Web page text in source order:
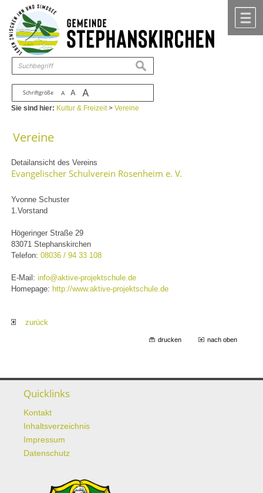
Zum Inhalt ,zur Navigation
Schriftgröße A A A
suchen
Sie sind hier: Kultur & Freizeit>Vereine
Vereine
Detailansicht des Vereins
Evangelischer Schulverein Rosenheim e. V.
Yvonne Schuster
1.Vorstand
Högeringer Straße 29
83071 Stephanskirchen
Telefon:08036 / 94 33 108
E-Mail:info@aktive-projektschule.de
Homepage: http://www.aktive-projektschule.de
zurück
drucken nach oben
Quicklinks
Kontakt
Inhaltsverzeichnis
Impressum
Datenschutz